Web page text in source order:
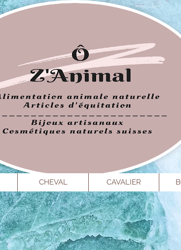
CHEVAL CAVALIER